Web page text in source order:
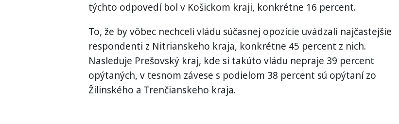
týchto odpovedí bol v Košickom kraji, konkrétne 16 percent.
To, že by vôbec nechceli vládu súčasnej opozície uvádzali najčastejšie
respondenti z Nitrianskeho kraja, konkrétne 45 percent z nich.
Nasleduje Prešovský kraj, kde si takúto vládu nepraje 39 percent
opýtaných, v tesnom závese s podielom 38 percent sú opýtaní zo
Žilinského a Trenčianskeho kraja.